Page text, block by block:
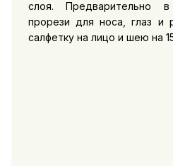
слоя. Предварительно
прорези для носа, глаз и
салфетку на лицо и шею на